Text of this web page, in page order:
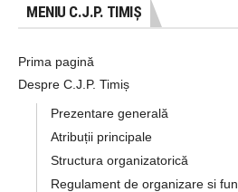
MENIU C.J.P. TIMIȘ
Prima pagină
Despre C.J.P. Timiș
Prezentare generală
Atribuții principale
Structura organizatorică
Regulament de organizare si